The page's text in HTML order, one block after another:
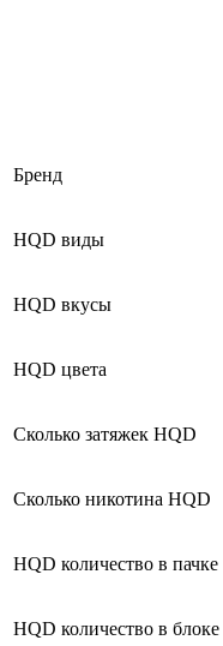
Бренд
HQD виды
HQD вкусы
HQD цвета
Сколько затяжек HQD
Сколько никотина HQD
HQD количество в пачке
HQD количество в блоке